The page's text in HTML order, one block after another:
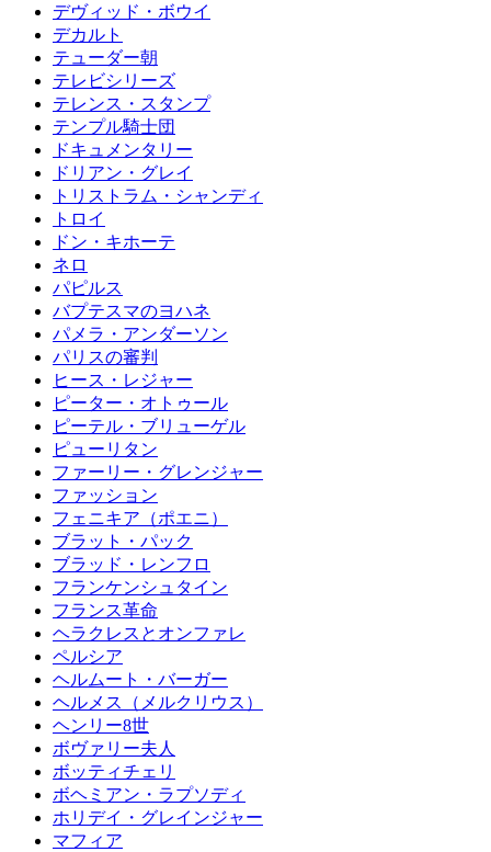
デヴィッド・ボウイ
デカルト
テューダー朝
テレビシリーズ
テレンス・スタンプ
テンプル騎士団
ドキュメンタリー
ドリアン・グレイ
トリストラム・シャンディ
トロイ
ドン・キホーテ
ネロ
パピルス
バプテスマのヨハネ
パメラ・アンダーソン
パリスの審判
ヒース・レジャー
ピーター・オトゥール
ピーテル・ブリューゲル
ピューリタン
ファーリー・グレンジャー
ファッション
フェニキア（ポエニ）
ブラット・パック
ブラッド・レンフロ
フランケンシュタイン
フランス革命
ヘラクレスとオンファレ
ペルシア
ヘルムート・バーガー
ヘルメス（メルクリウス）
ヘンリー8世
ボヴァリー夫人
ボッティチェリ
ボヘミアン・ラプソディ
ホリデイ・グレインジャー
マフィア